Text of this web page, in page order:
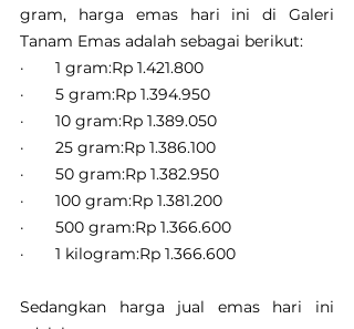
gram, harga emas hari ini di Galeri
Tanam Emas adalah sebagai berikut:
·       1 gram:Rp 1.421.800
·       5 gram:Rp 1.394.950
·       10 gram:Rp 1.389.050
·       25 gram:Rp 1.386.100
·       50 gram:Rp 1.382.950
·       100 gram:Rp 1.381.200
·       500 gram:Rp 1.366.600
·       1 kilogram:Rp 1.366.600
Sedangkan harga jual emas hari ini